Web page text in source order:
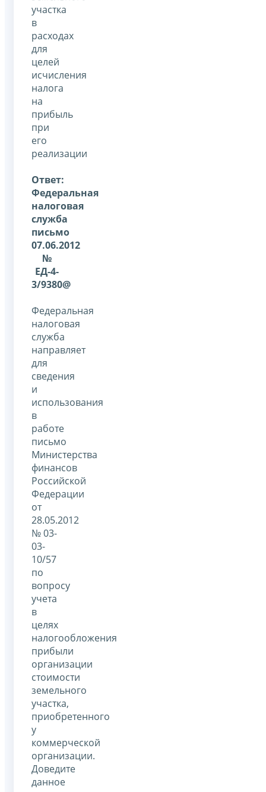
участка
в
расходах
для
целей
исчисления
налога
на
прибыль
при
его
реализации
Ответ:
Федеральная
налоговая
служба
письмо
07.06.2012
№
ЕД-4-
3/9380@
Федеральная
налоговая
служба
направляет
для
сведения
и
использования
в
работе
письмо
Министерства
финансов
Российской
Федерации
от
28.05.2012
№ 03-
03-
10/57
по
вопросу
учета
в
целях
налогообложения
прибыли
организации
стоимости
земельного
участка,
приобретенного
у
коммерческой
организации.
Доведите
данное